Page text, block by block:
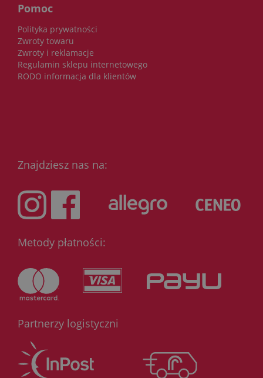
Pomoc
Polityka prywatności
Zwroty towaru
Zwroty i reklamacje
Regulamin sklepu internetowego
RODO informacja dla klientów
Znajdziesz nas na:
Metody płatności:
Partnerzy logistyczni